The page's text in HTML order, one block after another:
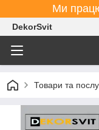
Ми
DekorSvit
Товари та